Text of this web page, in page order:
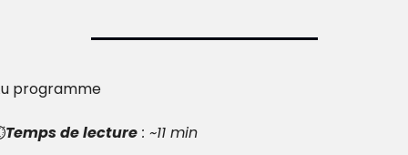
programme
Temps de lecture : ~11 min